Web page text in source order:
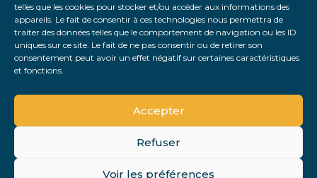
telles que les cookies pour stocker et/ou accéder aux informations des
appareils. Le fait de consentir à ces technologies nous permettra de
traiter des données telles que le comportement de navigation ou les ID
uniques sur ce site. Le fait de ne pas consentir ou de retirer son
consentement peut avoir un effet négatif sur certaines caractéristiques
et fonctions.
Accepter
Refuser
Voir les préférences
FaceBook
TwitterLinkedIn